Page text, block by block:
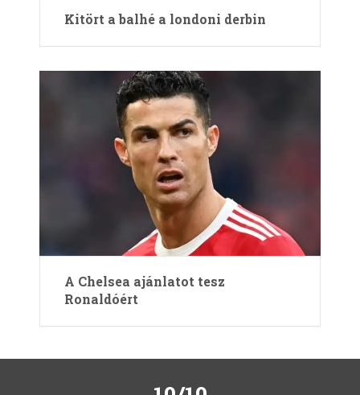
Kitört a balhé a londoni derbin
A Chelsea ajánlatot tesz
Ronaldóért